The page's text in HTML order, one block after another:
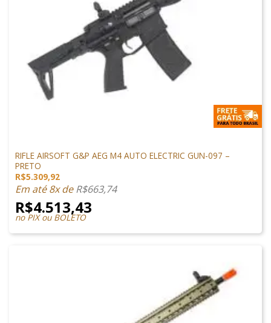
RIFLE AIRSOFT G&P AEG M4 AUTO ELECTRIC GUN-097 –
PRETO
R$5.309,92
Em até 8x deR$663,74
R$4.513,43
no PIX ou BOLETO